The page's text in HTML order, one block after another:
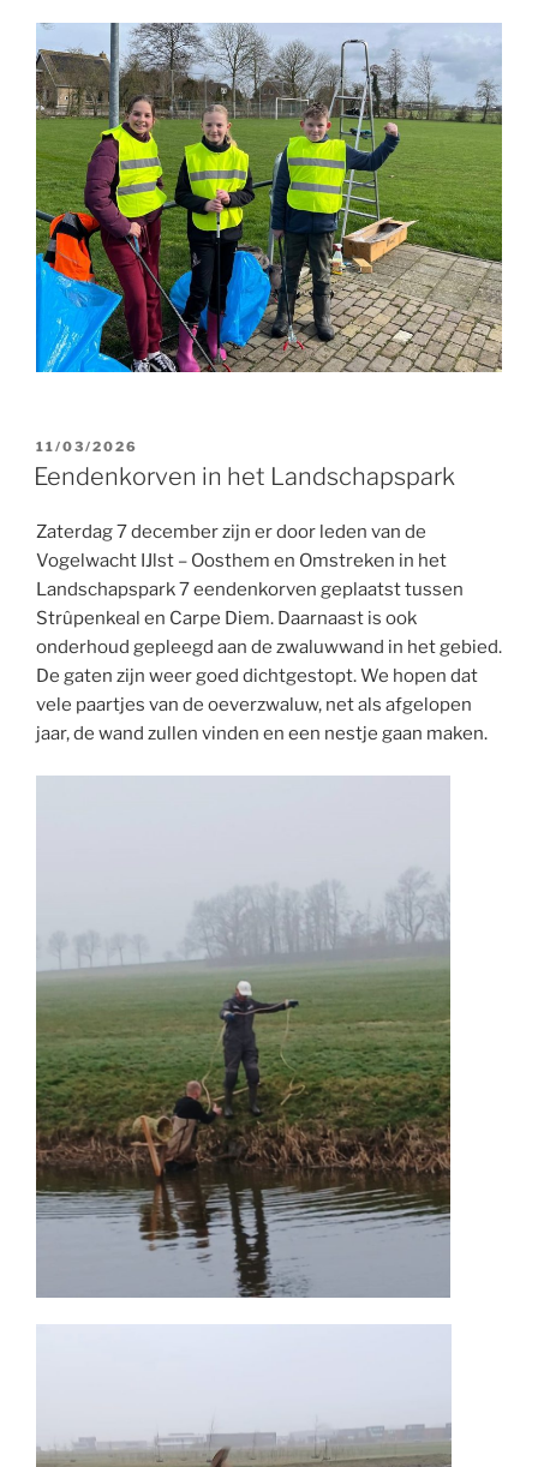
GEPLAATST
OP
11/03/2026
Eendenkorven in het Landschapspark
Zaterdag 7 december zijn er door leden van de
Vogelwacht IJlst – Oosthem en Omstreken in het
Landschapspark 7 eendenkorven geplaatst tussen
Strûpenkeal en Carpe Diem. Daarnaast is ook
onderhoud gepleegd aan de zwaluwwand in het gebied.
De gaten zijn weer goed dichtgestopt. We hopen dat
vele paartjes van de oeverzwaluw, net als afgelopen
jaar, de wand zullen vinden en een nestje gaan maken.